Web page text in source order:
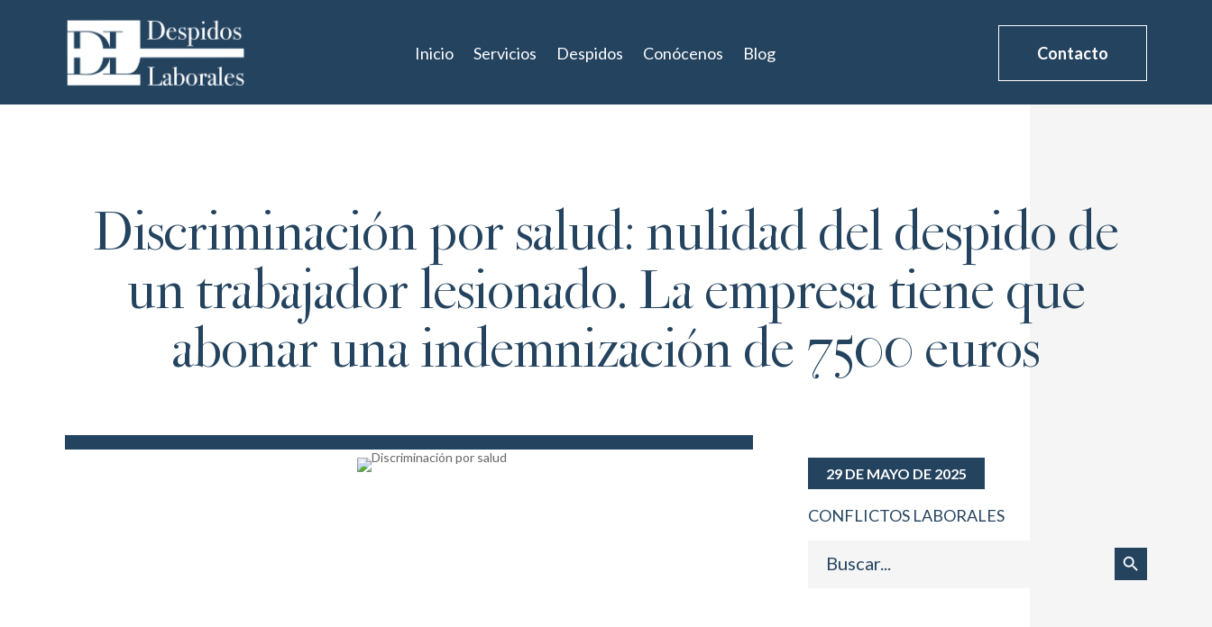
Inicio Servicios Despidos Conócenos Blog Contacto
Discriminación por salud: nulidad del despido de
un trabajador lesionado. La empresa tiene que
abonar una indemnización de 7500 euros
29 DE MAYO DE 2025
CONFLICTOS LABORALES
Botón de búsqueda